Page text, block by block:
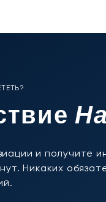
и получите
Никаких